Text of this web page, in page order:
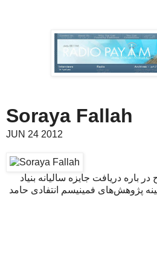
Soraya Fallah
JUN 24 2012
در باره دریافت جایزه ساليانه بنیاد
پژوهش‌های فمینیسم انتفادی حامد